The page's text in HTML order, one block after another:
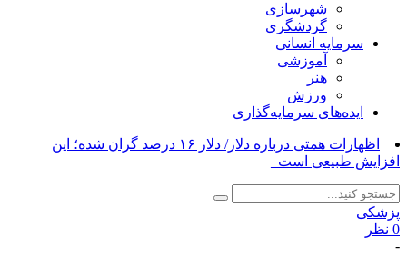
شهرسازی
گردشگری
سرمایه انسانی
آموزشی
هنر
ورزش
ایده‌های سرمایه‌گذاری
ردمی_
پزشکی
0 نظر
-